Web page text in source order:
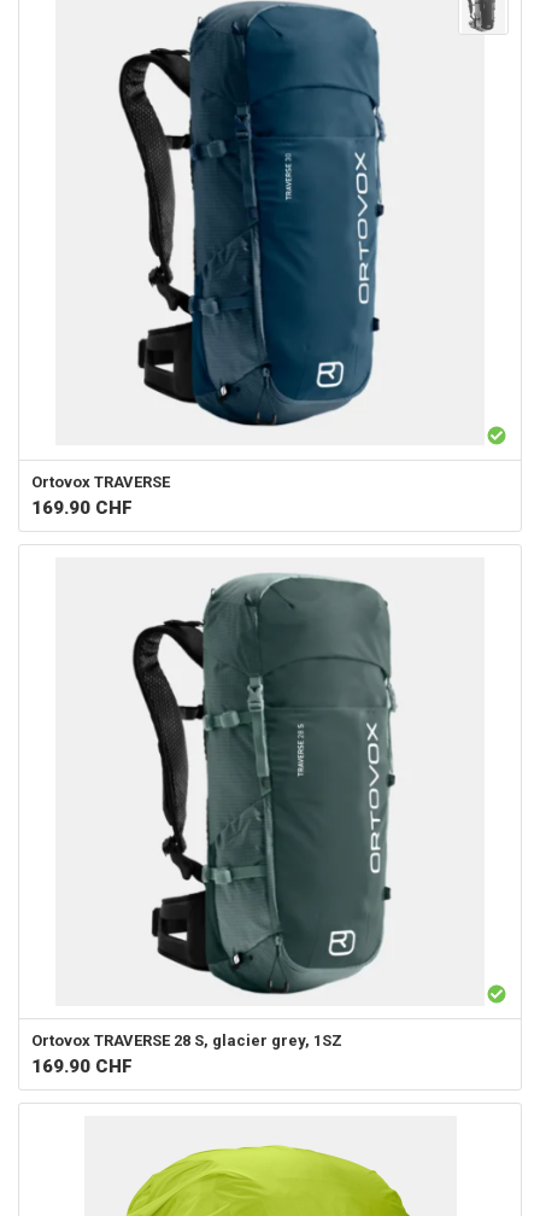
Ortovox TRAVERSE
169.90 CHF
Ortovox TRAVERSE 28 S, glacier grey, 1SZ
169.90 CHF